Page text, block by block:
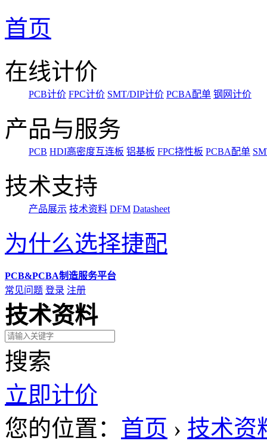
首页
在线计价
PCB计价 FPC计价 SMT/DIP计价 PCBA配单 钢网计价
产品与服务
PCB HDI高密度互连板 铝基板 FPC挠性板 PCBA配单
技术支持
产品展示 技术资料 DFM Datasheet
为什么选择捷配
PCB&PCBA制造服务平台
常见问题 登录 注册
技术资料
搜索
立即计价
您的位置： 首页 › 技术资